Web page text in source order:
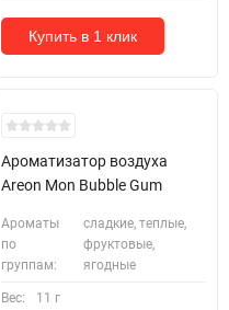
Купить в 1 клик
Ароматизатор воздуха
Areon Mon Bubble Gum
Ароматы
по
группам:
сладкие, теплые,
фруктовые,
ягодные
Вес: 11 г